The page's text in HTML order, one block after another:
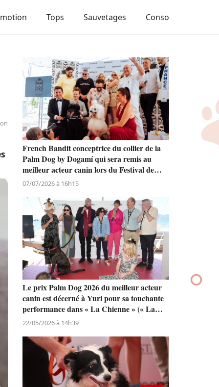
Tops Sauvetages Conso
French Bandit conceptrice du collier de la
Palm Dog by Dogamí qui sera remis au
meilleur acteur canin lors du Festival de
Cannes
07/07/2026 à 16h15
Le prix Palm Dog 2026 du meilleur acteur
canin est décerné à Yuri pour sa touchante
performance dans « La Chienne » (« La
Perra ») de Dominga Sotomayor
22/05/2026 à 14h39